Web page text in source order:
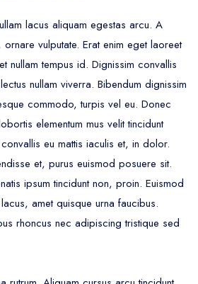
lacus aliquam egestas arcu. A
vulputate. Erat enim eget laoreet
nullam tempus id. Dignissim convallis
nullam viverra. Bibendum dignissim
commodo, turpis vel eu. Donec
elementum mus velit tincidunt
eu mattis iaculis et, in dolor.
et, purus euismod posuere sit.
ipsum tincidunt non, proin. Euismod
amet quisque urna faucibus.
rhoncus nec adipiscing tristique sed